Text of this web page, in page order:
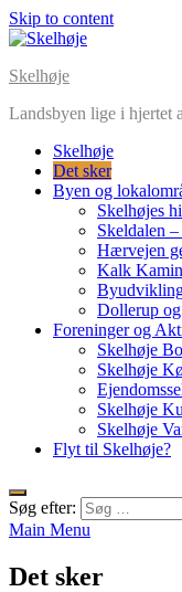
Skip to content
Skelhøje
Landsbyen lige i hjertet
Skelhøje
Det sker
Byen og
Skelhøjes
Skeldalen
Hærvejen
Kalk
Dollerup
Foreninger og
Skelhøje
Skelhøje
Skelhøje
Skelhøje
Flyt til Skelhøje?
Søg efter:
Main Menu
Det sker